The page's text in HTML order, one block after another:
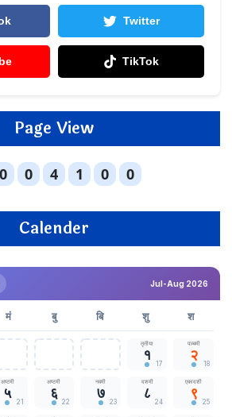
Twitter
TikTok
Page View
Calender